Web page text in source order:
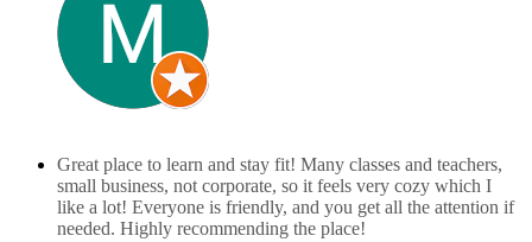
Great place to learn and stay fit! Many classes and teachers,
small business, not corporate, so it feels very cozy which I
like a lot! Everyone is friendly, and you get all the attention if
needed. Highly recommending the place!